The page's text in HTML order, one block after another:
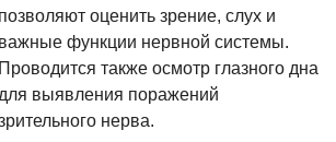
позволяют оценить зрение, слух и
важные функции нервной системы.
Проводится также осмотр глазного дна
для выявления поражений
нерва.